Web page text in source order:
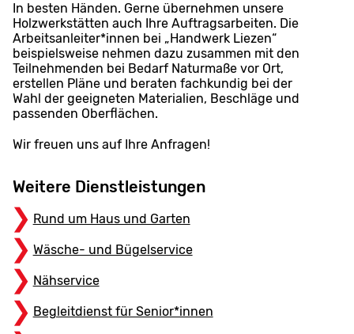
In besten Händen. Gerne übernehmen unsere
Holzwerkstätten auch Ihre Auftragsarbeiten. Die
Arbeitsanleiter*innen bei „Handwerk Liezen“
beispielsweise nehmen dazu zusammen mit den
Teilnehmenden bei Bedarf Naturmaße vor Ort,
erstellen Pläne und beraten fachkundig bei der
Wahl der geeigneten Materialien, Beschläge und
passenden Oberflächen.
Wir freuen uns auf Ihre Anfragen!
Weitere Dienstleistungen
Rund um Haus und Garten
Wäsche- und Bügelservice
Nähservice
Begleitdienst für Senior*innen